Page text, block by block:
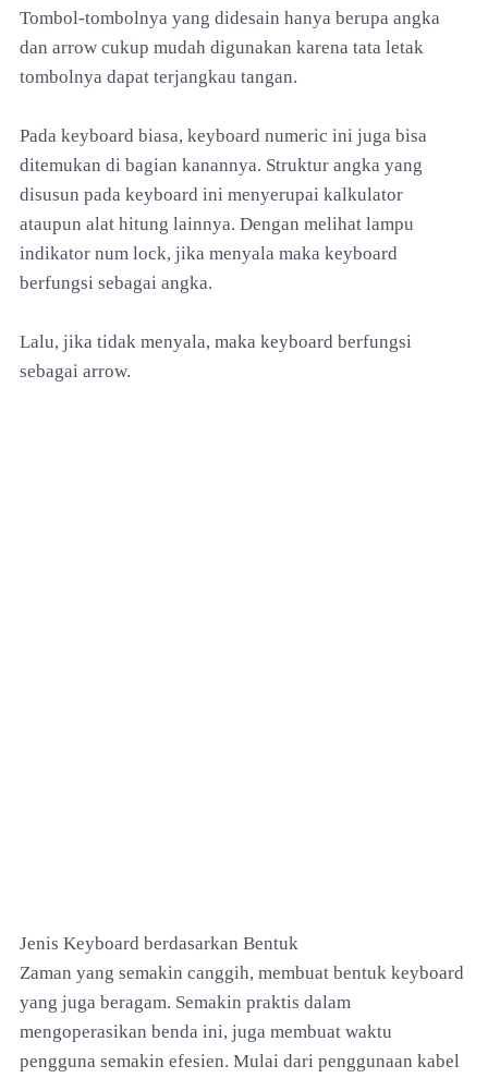
Tombol-tombolnya yang didesain hanya berupa angka
dan arrow cukup mudah digunakan karena tata letak
tombolnya dapat terjangkau tangan.
Pada keyboard biasa, keyboard numeric ini juga bisa
ditemukan di bagian kanannya. Struktur angka yang
disusun pada keyboard ini menyerupai kalkulator
ataupun alat hitung lainnya. Dengan melihat lampu
indikator num lock, jika menyala maka keyboard
berfungsi sebagai angka.
Lalu, jika tidak menyala, maka keyboard berfungsi
sebagai arrow.
Jenis Keyboard berdasarkan Bentuk
Zaman yang semakin canggih, membuat bentuk keyboard
yang juga beragam. Semakin praktis dalam
mengoperasikan benda ini, juga membuat waktu
pengguna semakin efesien. Mulai dari penggunaan kabel